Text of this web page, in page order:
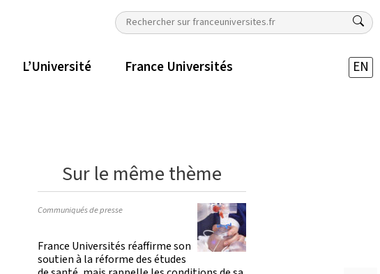
L’Université France Universités EN
Sur le même thème
Communiqués de presse
France Universités réaffirme son
soutien à la réforme des études